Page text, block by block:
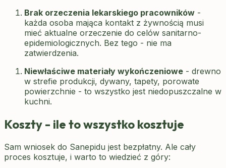
Brak orzeczenia lekarskiego pracowników -
każda osoba mająca kontakt z żywnością musi
mieć aktualne orzeczenie do celów sanitarno-
epidemiologicznych. Bez tego - nie ma
zatwierdzenia.
Niewłaściwe materiały wykończeniowe - drewno
w strefie produkcji, dywany, tapety, porowate
powierzchnie - to wszystko jest niedopuszczalne w
kuchni.
Koszty - ile to wszystko kosztuje
Sam wniosek do Sanepidu jest bezpłatny. Ale cały
proces kosztuje, i warto to wiedzieć z góry: